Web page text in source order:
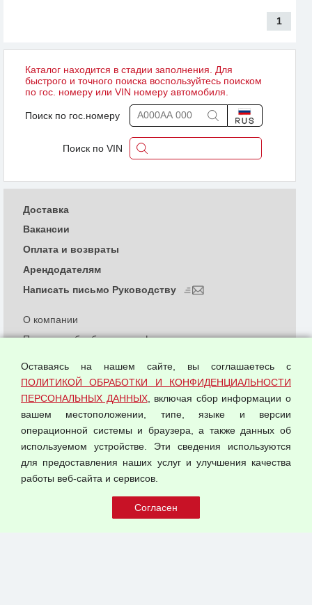
1
Каталог находится в стадии заполнения. Для
быстрого и точного поиска воспользуйтесь поиском
по гос. номеру или VIN номеру автомобиля.
Поиск по гос.номеру
Поиск по VIN
© 2026 ООО "Феникс"
О компании
Политика обработки и конфиденциальности
Согласием на обработку персональных данных
Оферта оптовой купли-продажи
Публичная оферта
Доставка
Вакансии
Оплата и возвраты
Арендодателям
Написать письмо Руководству
Оставаясь на нашем сайте, вы соглашаетесь с
ПОЛИТИКОЙ ОБРАБОТКИ И КОНФИДЕНЦИАЛЬНОСТИ
ПЕРСОНАЛЬНЫХ ДАННЫХ, включая сбор информации о
вашем местоположении, типе, языке и версии
операционной системы и браузера, а также данных об
используемом устройстве. Эти сведения используются
для предоставления наших услуг и улучшения качества
работы веб-сайта и сервисов.